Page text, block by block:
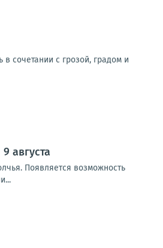
сочетании с грозой, градом и
августа
Появляется возможность